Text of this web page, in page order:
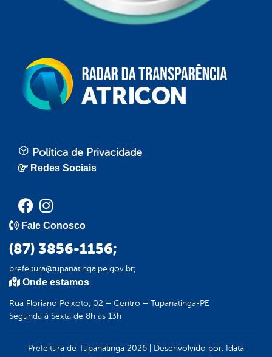
Política de Privacidade
Redes Sociais
Fale Conosco
(87) 3856-1156;
prefeitura@tupanatinga.pe.gov.br;
Onde estamos
Rua Floriano Peixoto, 02 – Centro – Tupanatinga-PE
Segunda à Sexta de 8h às 13h
Prefeitura de Tupanatinga 2026 Desenvolvido por: Idata